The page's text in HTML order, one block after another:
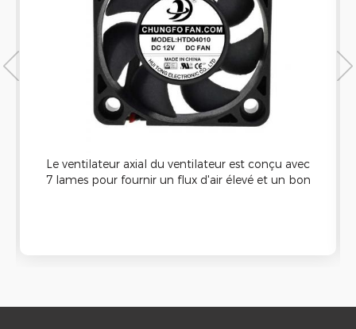
Le ventilateur axial du ventilateur est conçu avec
7 lames pour fournir un flux d'air élevé et un bon